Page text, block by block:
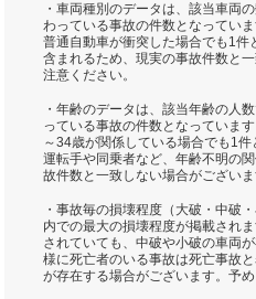
・車両種別のデータは、該当車両
わっている事故の件数となってい
普通自動車が衝突した場合でも1
含まれるため、現実の事故件数と
注意ください。
・年齢のデータは、該当年齢の人
っている事故の件数となっていま
～34歳が関係している場合でも1
運転手や同乗者など、年齢不明の
故件数と一致しない場合がございま
・事故毎の損壊程度（大破・中破
内での最大の損壊程度が掲載され
されていても、中破や小破の車両
様に死亡者のいる事故は死亡事故
が存在する場合がございます。予め